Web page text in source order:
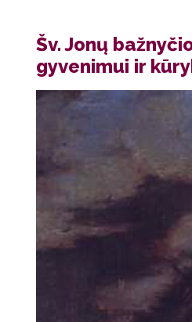
Šv. Jonų
gyvenimui ir